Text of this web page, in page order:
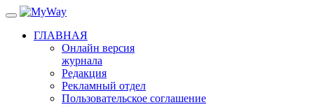
ГЛАВНАЯ
Онлайн версия
журнала
Редакция
Рекламный отдел
Пользовательское соглашение